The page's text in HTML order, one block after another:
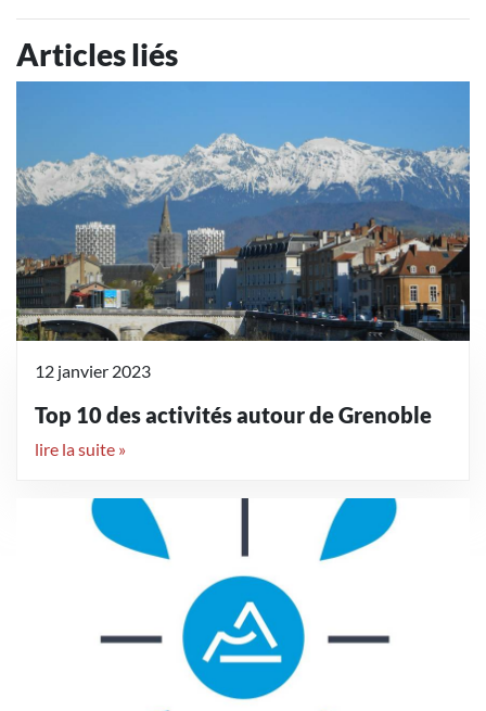
Articles liés
12 janvier 2023
Top 10 des activités autour de Grenoble
lire la suite »